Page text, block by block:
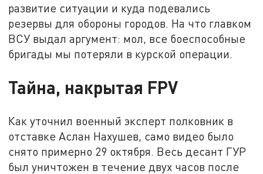
развитие ситуации и куда подевались
резервы для обороны городов. На что главком
ВСУ выдал аргумент: мол, все боеспособные
бригады мы потеряли в курской операции.
Тайна, накрытая FPV
Как уточнил военный эксперт полковник в
отставке Аслан Нахушев, само видео было
снято примерно 29 октября. Весь десант ГУР
был уничтожен в течение двух часов после